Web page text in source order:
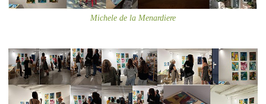
Michele de la Menardiere